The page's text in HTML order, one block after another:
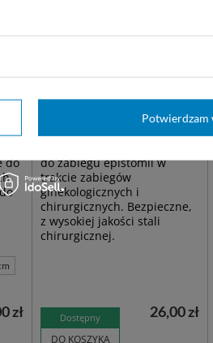
do
zł
Nożyczki BRAUN-STADLER
14,5 cm
do zabiegu epistomii w
trakcie zabiegów
ginekologicznych i
chirurgicznych. Bezpieczne,
z wysokiej jakości stali
chirurgicznej.
Dostępny
DO KOSZYKA
26,00 zł
Potwierdzam